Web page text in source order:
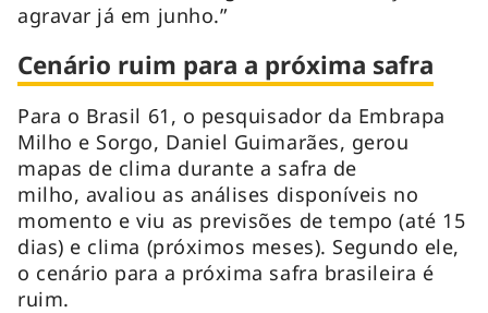
agravar já em junho.”
Cenário ruim para a próxima safra
Para o Brasil 61, o pesquisador da Embrapa
Milho e Sorgo, Daniel Guimarães, gerou
mapas de clima durante a safra de
milho, avaliou as análises disponíveis no
momento e viu as previsões de tempo (até 15
dias) e clima (próximos meses). Segundo ele,
o cenário para a próxima safra brasileira é
ruim.